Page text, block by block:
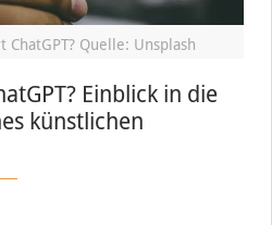
Quelle: Unsplash
Einblick in die
künstlichen